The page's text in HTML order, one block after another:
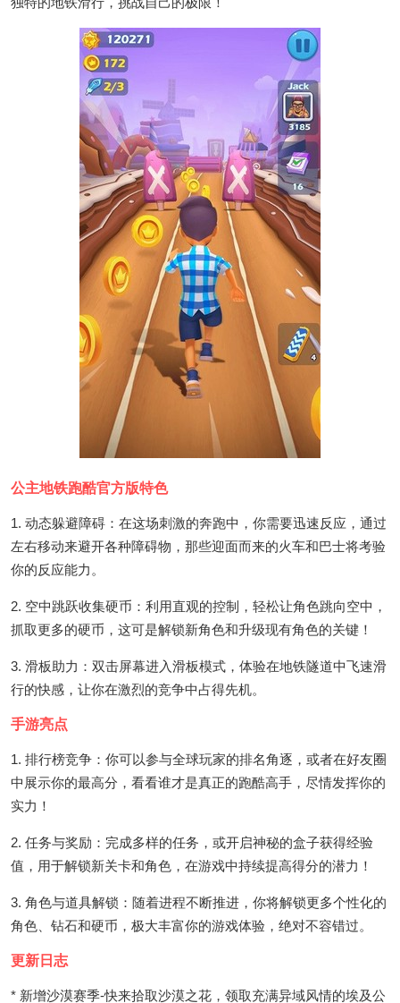
公主地铁跑酷官方版特色
1. 动态躲避障碍：在这场刺激的奔跑中，你需要迅速反应，通过
左右移动来避开各种障碍物，那些迎面而来的火车和巴士将考验
你的反应能力。
2. 空中跳跃收集硬币：利用直观的控制，轻松让角色跳向空中，
抓取更多的硬币，这可是解锁新角色和升级现有角色的关键！
3. 滑板助力：双击屏幕进入滑板模式，体验在地铁隧道中飞速滑
行的快感，让你在激烈的竞争中占得先机。
手游亮点
1. 排行榜竞争：你可以参与全球玩家的排名角逐，或者在好友圈
中展示你的最高分，看看谁才是真正的跑酷高手，尽情发挥你的
实力！
2. 任务与奖励：完成多样的任务，或开启神秘的盒子获得经验
值，用于解锁新关卡和角色，在游戏中持续提高得分的潜力！
3. 角色与道具解锁：随着进程不断推进，你将解锁更多个性化的
角色、钻石和硬币，极大丰富你的游戏体验，绝对不容错过。
更新日志
* 新增沙漠赛季-快来拾取沙漠之花，领取充满异域风情的埃及公